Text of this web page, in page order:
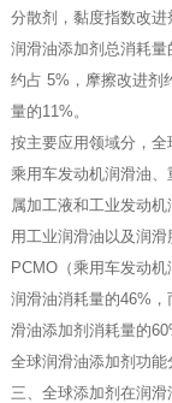
分散剂，黏度指数改
润滑油添加剂总消耗
约占 5%，摩擦改进剂
量的11%。
按主要应用领域分， 全
乘用车发动机润滑油
属加工液和工业发动
用工业润滑油以及润滑
PCMO（乘用车发动
润滑油消耗量的46%
滑油添加剂消耗量的
全球润滑油添加剂功能
三、全球添加剂在润